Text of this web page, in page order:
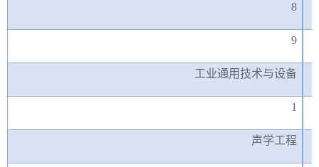
8
9
工业通用技术与设备
1
声学工程